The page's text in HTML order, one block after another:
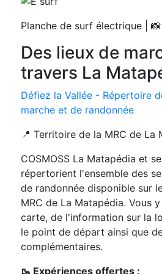
Planche de surf électrique |
Des lieux de
travers La
Défiez la Vallée - Répertoire
marche et de randonnée
📍 Territoire de la MRC de La
COSMOSS La Matapédia et
répertorient l'ensemble des
de randonnée disponible sur
MRC de La Matapédia. Vous
carte, de l'information sur la
le point de départ ainsi que
complémentaires.
🥾 Expériences offertes :